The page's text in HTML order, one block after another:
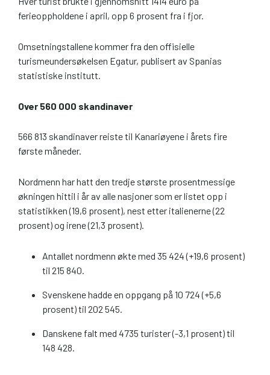
ferieoppholdene i april, opp 6 prosent fra i fjor.
Omsetningstallene kommer fra den offisielle
turismeundersøkelsen Egatur, publisert av Spanias
statistiske institutt.
Over 560 000 skandinaver
566 813 skandinaver reiste til Kanariøyene i årets fire
første måneder.
Nordmenn har hatt den tredje største prosentmessige
økningen hittil i år av alle nasjoner som er listet opp i
statistikken (19,6 prosent), nest etter italienerne (22
prosent) og irene (21,3 prosent).
Antallet nordmenn økte med 35 424 (+19,6 prosent)
til 215 840.
Svenskene hadde en oppgang på 10 724 (+5,6
prosent) til 202 545.
Danskene falt med 4735 turister (-3,1 prosent) til
148 428.